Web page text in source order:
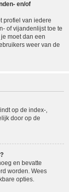
en/of
profiel van iedere
of vijandenlijst toe te
moet dan een
weer van de
op de index-,
door op de
en bevatte
worden. Wees
opties.